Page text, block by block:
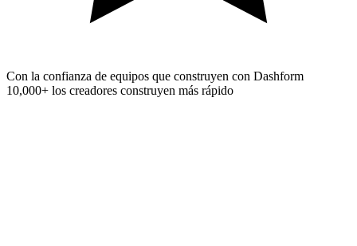
Con la confianza de equipos que construyen con Dashform
10,000+ los creadores construyen más rápido